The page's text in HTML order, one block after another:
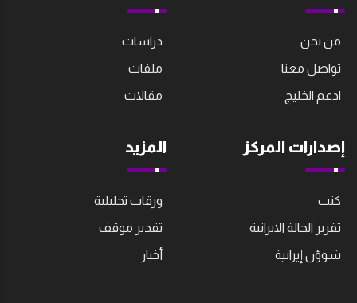
من نحن
تواصل معنا
ادعم الخليج
دراسات
ملفات
مقالات
إصدارات المركز
كتب
تقرير الحالة الايرانية
شوؤن إيرانية
المزيد
ورقات تحليلية
تقدير موقف
أخبار